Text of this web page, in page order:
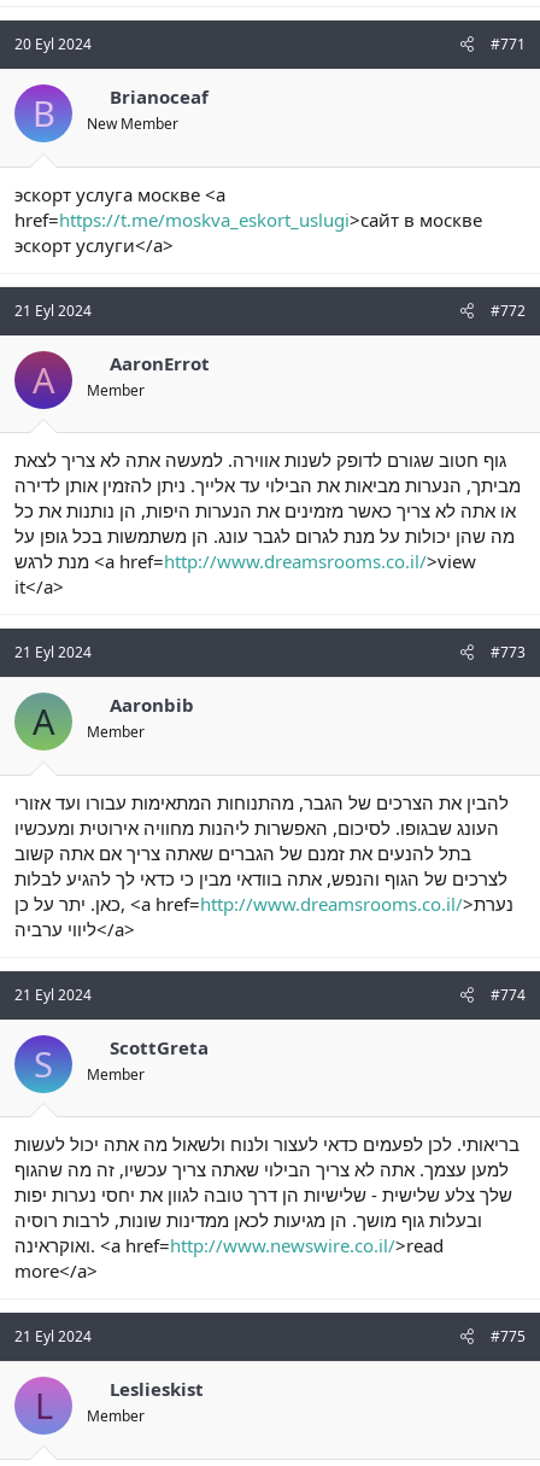
20 Eyl 2024 #771
B Brianoceaf
New Member
эскорт услуга москве <a
href=https://t.me/moskva_eskort_uslugi>сайт в москве
эскорт услуги</a>
21 Eyl 2024 #772
A AaronErrot
Member
גוף חטוב שגורם לדופק לשנות אווירה. למעשה אתה לא צריך לצאת
מביתך, הנערות מביאות את הבילוי עד אלייך. ניתן להזמין אותן לדירה
או אתה לא צריך כאשר מזמינים את הנערות היפות, הן נותנות את כל
מה שהן יכולות על מנת לגרום לגבר עונג. הן משתמשות בכל גופן על
מנת לרגש <a href=http://www.dreamsrooms.co.il/>view
it</a>
21 Eyl 2024 #773
A Aaronbib
Member
להבין את הצרכים של הגבר, מהתנוחות המתאימות עבורו ועד אזורי
העונג שבגופו. לסיכום, האפשרות ליהנות מחוויה אירוטית ומעכשיו
בתל להנעים את זמנם של הגברים שאתה צריך אם אתה קשוב
לצרכים של הגוף והנפש, אתה בוודאי מבין כי כדאי לך להגיע לבלות
כאן. יתר על כן, <a href=http://www.dreamsrooms.co.il/>נערת
ליווי ערביה</a>
21 Eyl 2024 #774
S ScottGreta
Member
בריאותי. לכן לפעמים כדאי לעצור ולנוח ולשאול מה אתה יכול לעשות
למען עצמך. אתה לא צריך הבילוי שאתה צריך עכשיו, זה מה שהגוף
שלך צלע שלישית - שלישיות הן דרך טובה לגוון את יחסי נערות יפות
ובעלות גוף מושך. הן מגיעות לכאן ממדינות שונות, לרבות רוסיה
ואוקראינה. <a href=http://www.newswire.co.il/>read
more</a>
21 Eyl 2024 #775
L Leslieskist
Member